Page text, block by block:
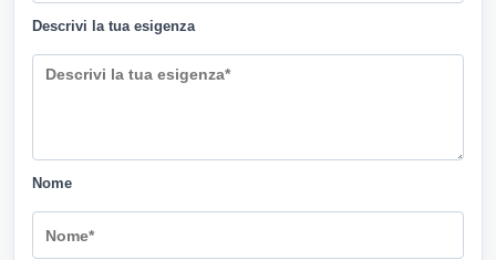
Descrivi la tua esigenza
Nome